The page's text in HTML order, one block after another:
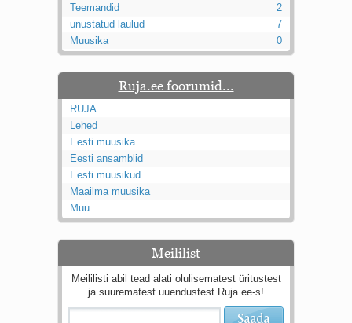
Teemandid
2
unustatud laulud
7
Muusika
0
Ruja.ee foorumid...
RUJA
Lehed
Eesti muusika
Eesti ansamblid
Eesti muusikud
Maailma muusika
Muu
Meililist
Meililisti abil tead alati olulisematest üritustest
ja suurematest uuendustest Ruja.ee-s!